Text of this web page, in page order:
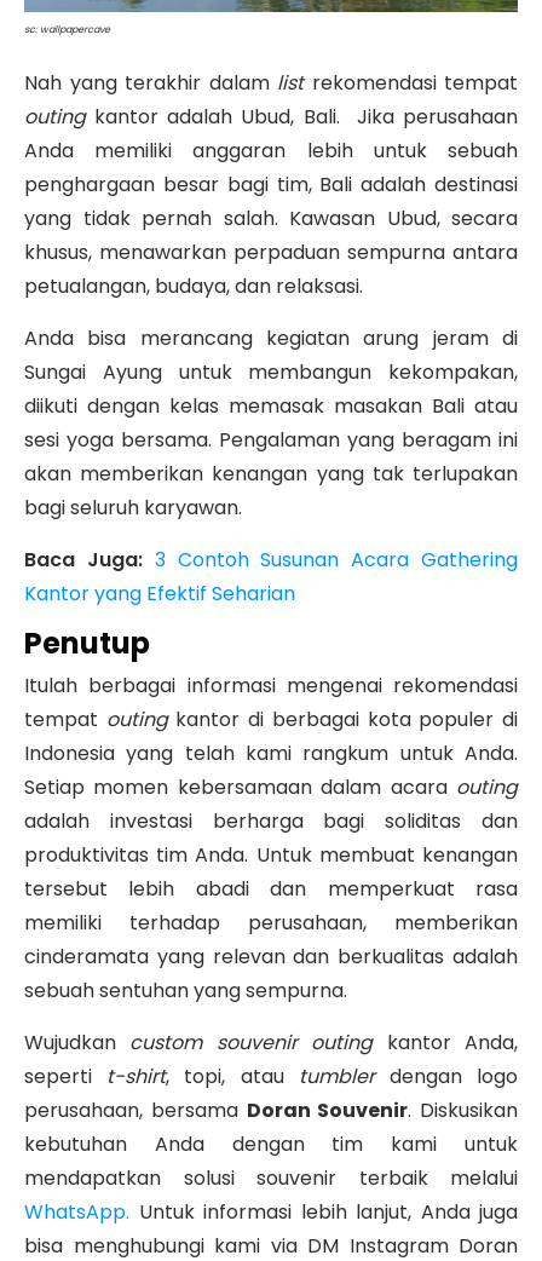
sc: wallpapercave
Nah yang terakhir dalam listrekomendasi tempat
outingkantor adalah Ubud, Bali. Jika perusahaan
Anda memiliki anggaran lebih untuk sebuah
penghargaan besar bagi tim, Bali adalah destinasi
yang tidak pernah salah. Kawasan Ubud, secara
khusus, menawarkan perpaduan sempurna antara
petualangan, budaya, dan relaksasi.
Anda bisa merancang kegiatan arung jeram di
Sungai Ayung untuk membangun kekompakan,
diikuti dengan kelas memasak masakan Bali atau
sesi yoga bersama. Pengalaman yang beragam ini
akan memberikan kenangan yang tak terlupakan
bagi seluruh karyawan.
Baca Juga: 3 Contoh Susunan Acara Gathering
Kantor yang Efektif Seharian
Penutup
Itulah berbagai informasi mengenai rekomendasi
tempat outingkantor di berbagai kota populer di
Indonesia yang telah kami rangkum untuk Anda.
Setiap momen kebersamaan dalam acara outing
adalah investasi berharga bagi soliditas dan
produktivitas tim Anda. Untuk membuat kenangan
tersebut lebih abadi dan memperkuat rasa
memiliki terhadap perusahaan, memberikan
cinderamata yang relevan dan berkualitas adalah
sebuah sentuhan yang sempurna.
Wujudkan custom souvenir outingkantor Anda,
seperti t-shirt, topi, atau tumblerdengan logo
perusahaan, bersama Doran Souvenir. Diskusikan
kebutuhan Anda dengan tim kami untuk
mendapatkan solusi souvenir terbaik melalui
WhatsApp. Untuk informasi lebih lanjut, Anda juga
bisa menghubungi kami via DM Instagram Doran